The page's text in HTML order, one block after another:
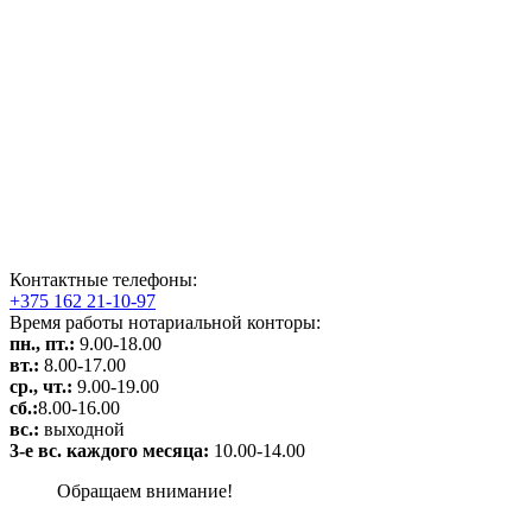
Контактные телефоны:
+375 162 21-10-97
Время работы нотариальной конторы:
пн., пт.: 9.00-18.00
вт.: 8.00-17.00
ср., чт.: 9.00-19.00
сб.:8.00-16.00
вс.: выходной
3-е вс. каждого месяца: 10.00-14.00
Обращаем внимание!